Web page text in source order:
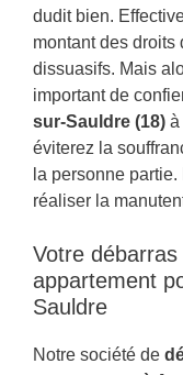
dudit bien.
montant des droits
dissuasifs. Mais
important de
sur-Sauldre (18) à
éviterez la
la personne
réaliser la
Votre
appartement
Sauldre
Notre société de